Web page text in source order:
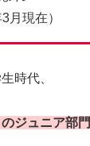
月現在）
時代、
ジュニア部門